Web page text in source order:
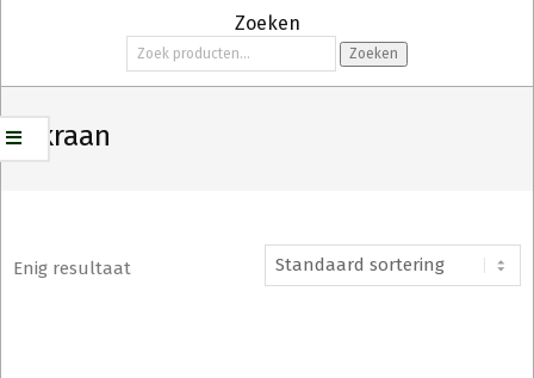
Zoeken
Zoeken
naar:
Zoeken
PE kraan
Enig resultaat